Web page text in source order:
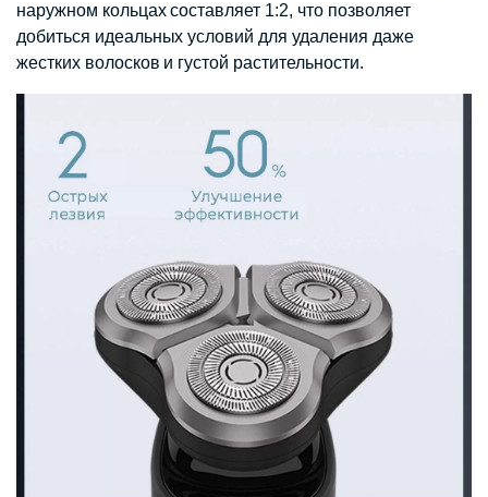
наружном кольцах составляет 1:2, что позволяет
добиться идеальных условий для удаления даже
жестких волосков и густой растительности.